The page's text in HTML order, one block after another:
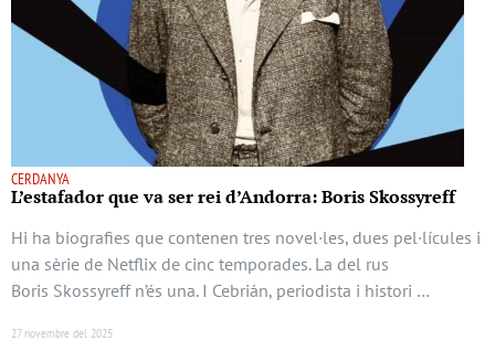
CERDANYA
L’estafador que va ser rei d’Andorra: Boris Skossyreff
Hi ha biografies que contenen tres novel·les, dues pel·lícules i
una sèrie de Netflix de cinc temporades. La del rus
Boris Skossyreff n’és una. I Cebrián, periodista i histori …
27 novembre del 2025